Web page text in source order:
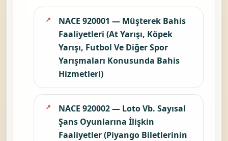
NACE 920001 — Müşterek Bahis
Faaliyetleri (At Yarışı, Köpek
Yarışı, Futbol Ve Diğer Spor
Yarışmaları Konusunda Bahis
Hizmetleri)
NACE 920002 — Loto Vb. Sayısal
Şans Oyunlarına İlişkin
Faaliyetler (Piyango Biletlerinin